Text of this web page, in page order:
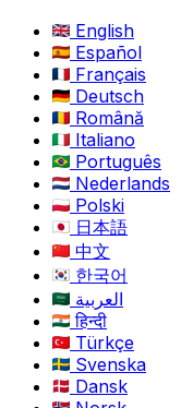
English
Español
Français
Deutsch
Română
Italiano
Português
Nederlands
Polski
日本語
中文
한국어
العربية
हिन्दी
Türkçe
Svenska
Dansk